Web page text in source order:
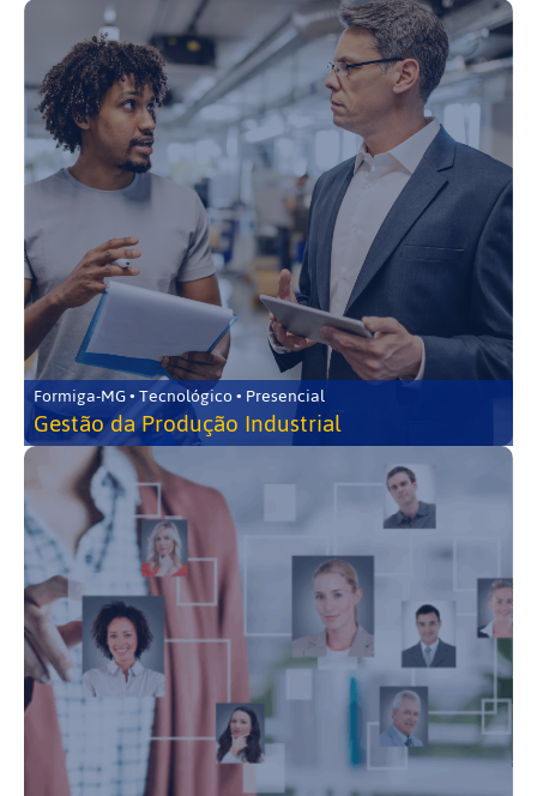
Formiga-MG • Tecnológico • Presencial
Gestão da Produção Industrial